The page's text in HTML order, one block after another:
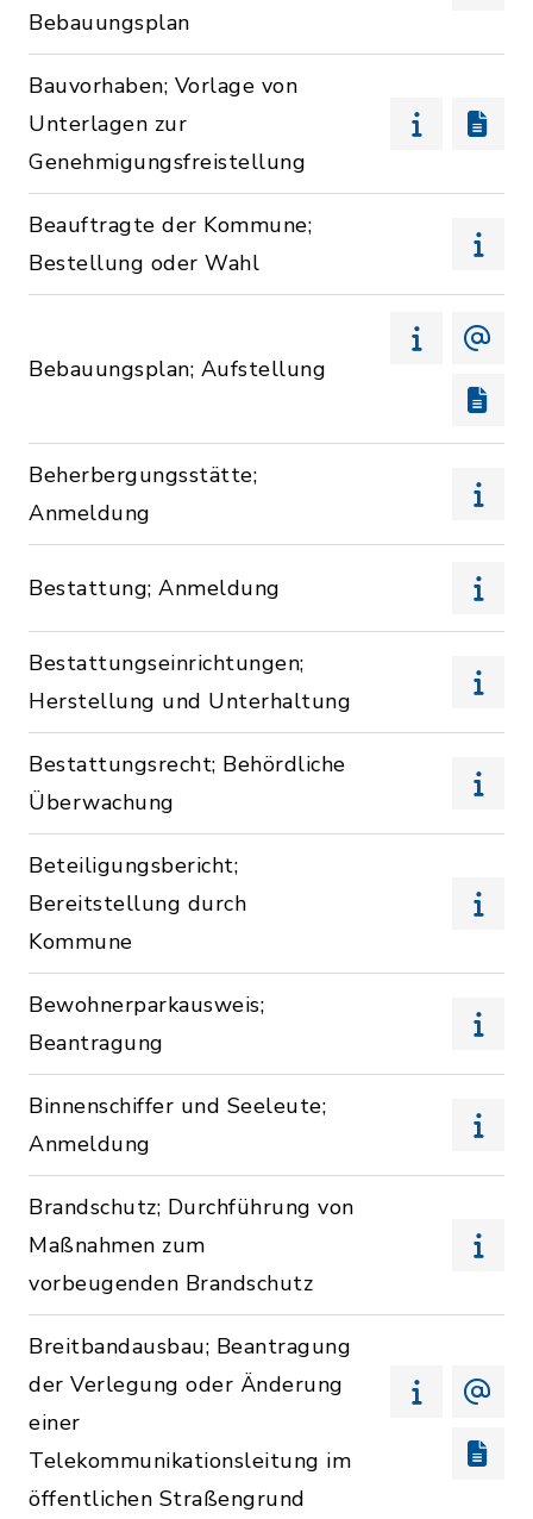
Bebauungsplan
Bauvorhaben; Vorlage von
Unterlagen zur
Genehmigungsfreistellung
Beauftragte der Kommune;
Bestellung oder Wahl
Bebauungsplan; Aufstellung
Beherbergungsstätte;
Anmeldung
Bestattung; Anmeldung
Bestattungseinrichtungen;
Herstellung und Unterhaltung
Bestattungsrecht; Behördliche
Überwachung
Beteiligungsbericht;
Bereitstellung durch
Kommune
Bewohnerparkausweis;
Beantragung
Binnenschiffer und Seeleute;
Anmeldung
Brandschutz; Durchführung von
Maßnahmen zum
vorbeugenden Brandschutz
Breitbandausbau; Beantragung
der Verlegung oder Änderung
einer
Telekommunikationsleitung im
öffentlichen Straßengrund